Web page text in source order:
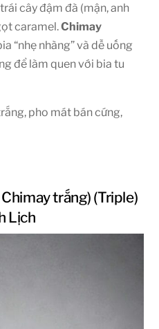
cây đậm đà (mận, anh
caramel.Chimay
“nhẹ nhàng” và dễ uống
để làm quen với bia tu
pho mát bán cứng,
trắng) (Triple)
Lịch